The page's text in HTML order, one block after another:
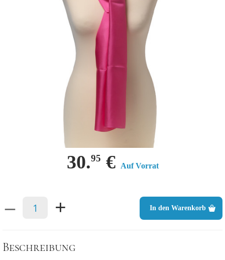
30.95 € Auf Vorrat
– + In den Warenkorb
Beschreibung